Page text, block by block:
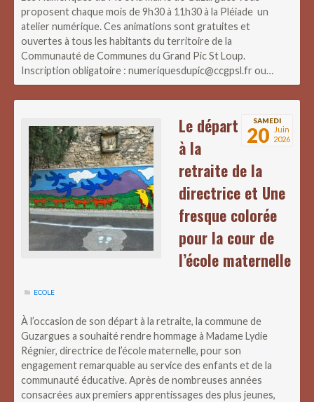
proposent chaque mois de 9h30 à 11h30 à la Pléiade un
atelier numérique. Ces animations sont gratuites et
ouvertes à tous les habitants du territoire de la
Communauté de Communes du Grand Pic St Loup.
Inscription obligatoire : numeriquesdupic@ccgpsl.fr ou…
SAMEDI
20
Juin
2026
Le départ
à la
retraite de la
directrice et Une
fresque colorée
pour la cour de
l’école maternelle
ECOLE
À l’occasion de son départ à la retraite, la commune de
Guzargues a souhaité rendre hommage à Madame Lydie
Régnier, directrice de l’école maternelle, pour son
engagement remarquable au service des enfants et de la
communauté éducative. Après de nombreuses années
consacrées aux premiers apprentissages des plus jeunes,